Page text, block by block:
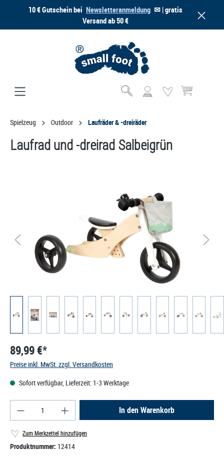
springen10 € Gutschein bei Newsletteranmeldung ✉ | gratis
Versand ab 50 €
Warenkorb
Spielzeug Outdoor Laufräder & -dreiräder
Laufrad und -dreirad Salbeigrün
89,99 €*
Preise inkl. MwSt. zzgl. Versandkosten
Sofort verfügbar, Lieferzeit: 1-3 Werktage
Produkt Anzahl: Gib den gewünschten Wert ein
In den Warenkorb
Zum Merkzettel hinzufügen
Produktnummer: 12414